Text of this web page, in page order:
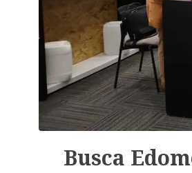
Busca